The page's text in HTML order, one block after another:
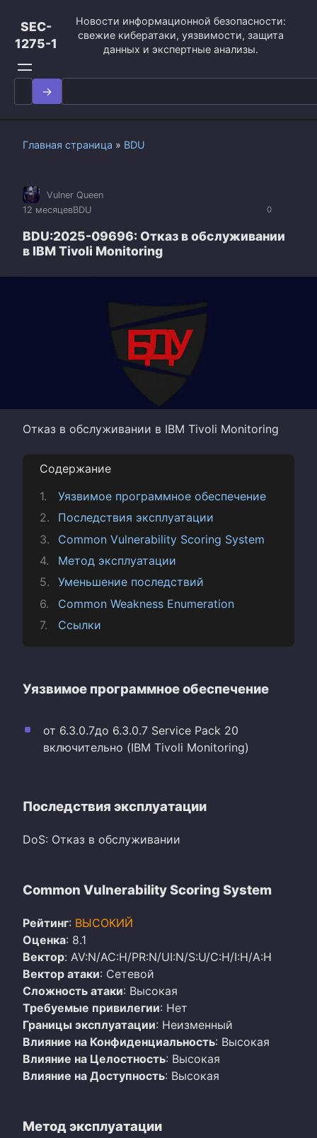
контенту
SEC-
1275-1
Новости информационной безопасности:
свежие кибератаки, уязвимости, защита
данных и экспертные анализы.
Search
for:
Главная страница » BDU
0
Vulner Queen
12 месяцевBDU
BDU:2025-09696: Отказ в обслуживании
в IBM Tivoli Monitoring
Отказ в обслуживании в IBM Tivoli Monitoring
Содержание
Уязвимое программное обеспечение
Последствия эксплуатации
Common Vulnerability Scoring System
Метод эксплуатации
Уменьшение последствий
Common Weakness Enumeration
Ссылки
Уязвимое программное обеспечение
от 6.3.0.7до 6.3.0.7 Service Pack 20
включительно (IBM Tivoli Monitoring)
Последствия эксплуатации
DoS: Отказ в обслуживании
Common Vulnerability Scoring System
Рейтинг: ВЫСОКИЙ
Оценка: 8.1
Вектор: AV:N/AC:H/PR:N/UI:N/S:U/C:H/I:H/A:H
Вектор атаки: Сетевой
Сложность атаки: Высокая
Требуемые привилегии: Нет
Границы эксплуатации: Неизменный
Влияние на Конфиденциальность: Высокая
Влияние на Целостность: Высокая
Влияние на Доступность: Высокая
Метод эксплуатации